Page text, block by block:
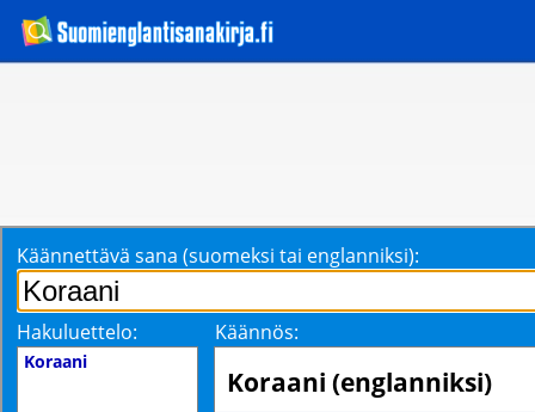
Käännettävä sana (suomeksi tai englanniksi):
Hakuluettelo: Käännös:
Koraani
Koraani (englanniksi)